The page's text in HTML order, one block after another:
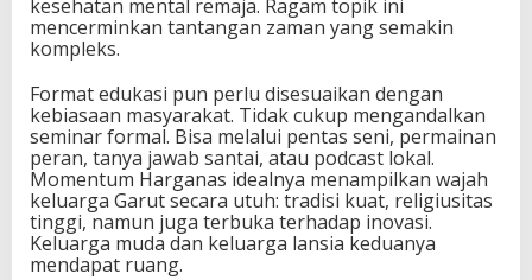
kesehatan mental remaja. Ragam topik ini
mencerminkan tantangan zaman yang semakin
kompleks.
Format edukasi pun perlu disesuaikan dengan
kebiasaan masyarakat. Tidak cukup mengandalkan
seminar formal. Bisa melalui pentas seni, permainan
peran, tanya jawab santai, atau podcast lokal.
Momentum Harganas idealnya menampilkan wajah
keluarga Garut secara utuh: tradisi kuat, religiusitas
tinggi, namun juga terbuka terhadap inovasi.
Keluarga muda dan keluarga lansia keduanya
mendapat ruang.